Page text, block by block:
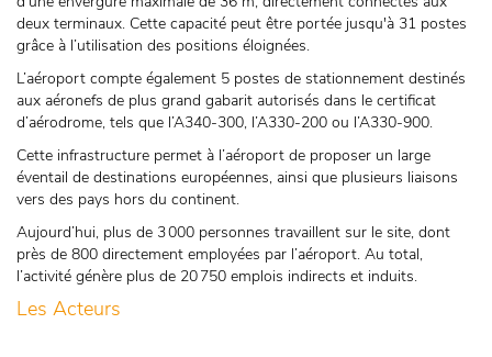
deux terminaux. Cette capacité peut être portée jusqu'à 31 postes
grâce à l’utilisation des positions éloignées.
L’aéroport compte également 5 postes de stationnement destinés
aux aéronefs de plus grand gabarit autorisés dans le certificat
d’aérodrome, tels que l’A340‑300, l’A330‑200 ou l’A330‑900.
Cette infrastructure permet à l’aéroport de proposer un large
éventail de destinations européennes, ainsi que plusieurs liaisons
vers des pays hors du continent.
Aujourd’hui, plus de 3 000 personnes travaillent sur le site, dont
près de 800 directement employées par l’aéroport. Au total,
l’activité génère plus de 20 750 emplois indirects et induits.
Les Acteurs